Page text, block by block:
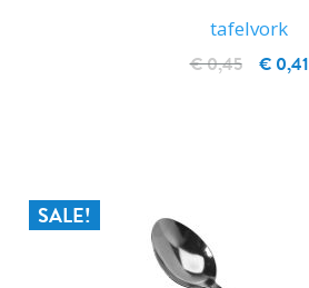
tafelvork
€ 0,41
€ 0,45
SALE!